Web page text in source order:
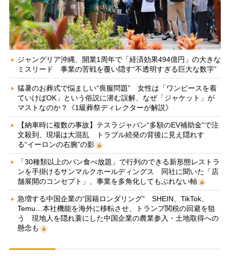
ジャングリア沖縄、開業1周年で「経済効果494億円」の大きな
ミスリード 事業の苦戦を覆い隠す“不透明すぎる巨大な数字”
猛暑のお葬式で悩ましい“喪服問題” 女性は「ワンピースを着
ていけばOK」という俗説に潜む誤解、なぜ「ジャケット」が
マストなのか？《1級葬祭ディレクターが解説》
【納車時に複数の事故】テスラジャパン“多額のEV補助金”で注
文殺到、現場は大混乱 トラブル続発の背後に見え隠れす
る“イーロンの右腕”の影
「30種類以上のパン食べ放題」で行列のできる新形態レストラ
ンを手掛けるサンマルクホールディングス 同社に聞いた「店
舗展開のコンセプト」、事業を多角化してもぶれない軸
急増する中国企業の“国籍ロンダリング” SHEIN、TikTok、
Temu…本社機能を海外に移転させ、トランプ関税の回避を狙
う 現地人を隠れ蓑にした中国企業の農業参入・土地取得への
懸念も